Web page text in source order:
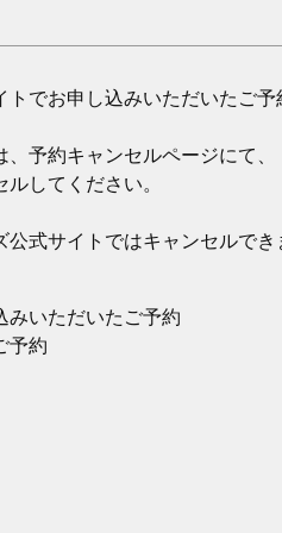
トでお申し込みいただいたご
、予約キャンセルページにて
してください。
式サイトではキャンセルでき
みいただいたご予約
予約